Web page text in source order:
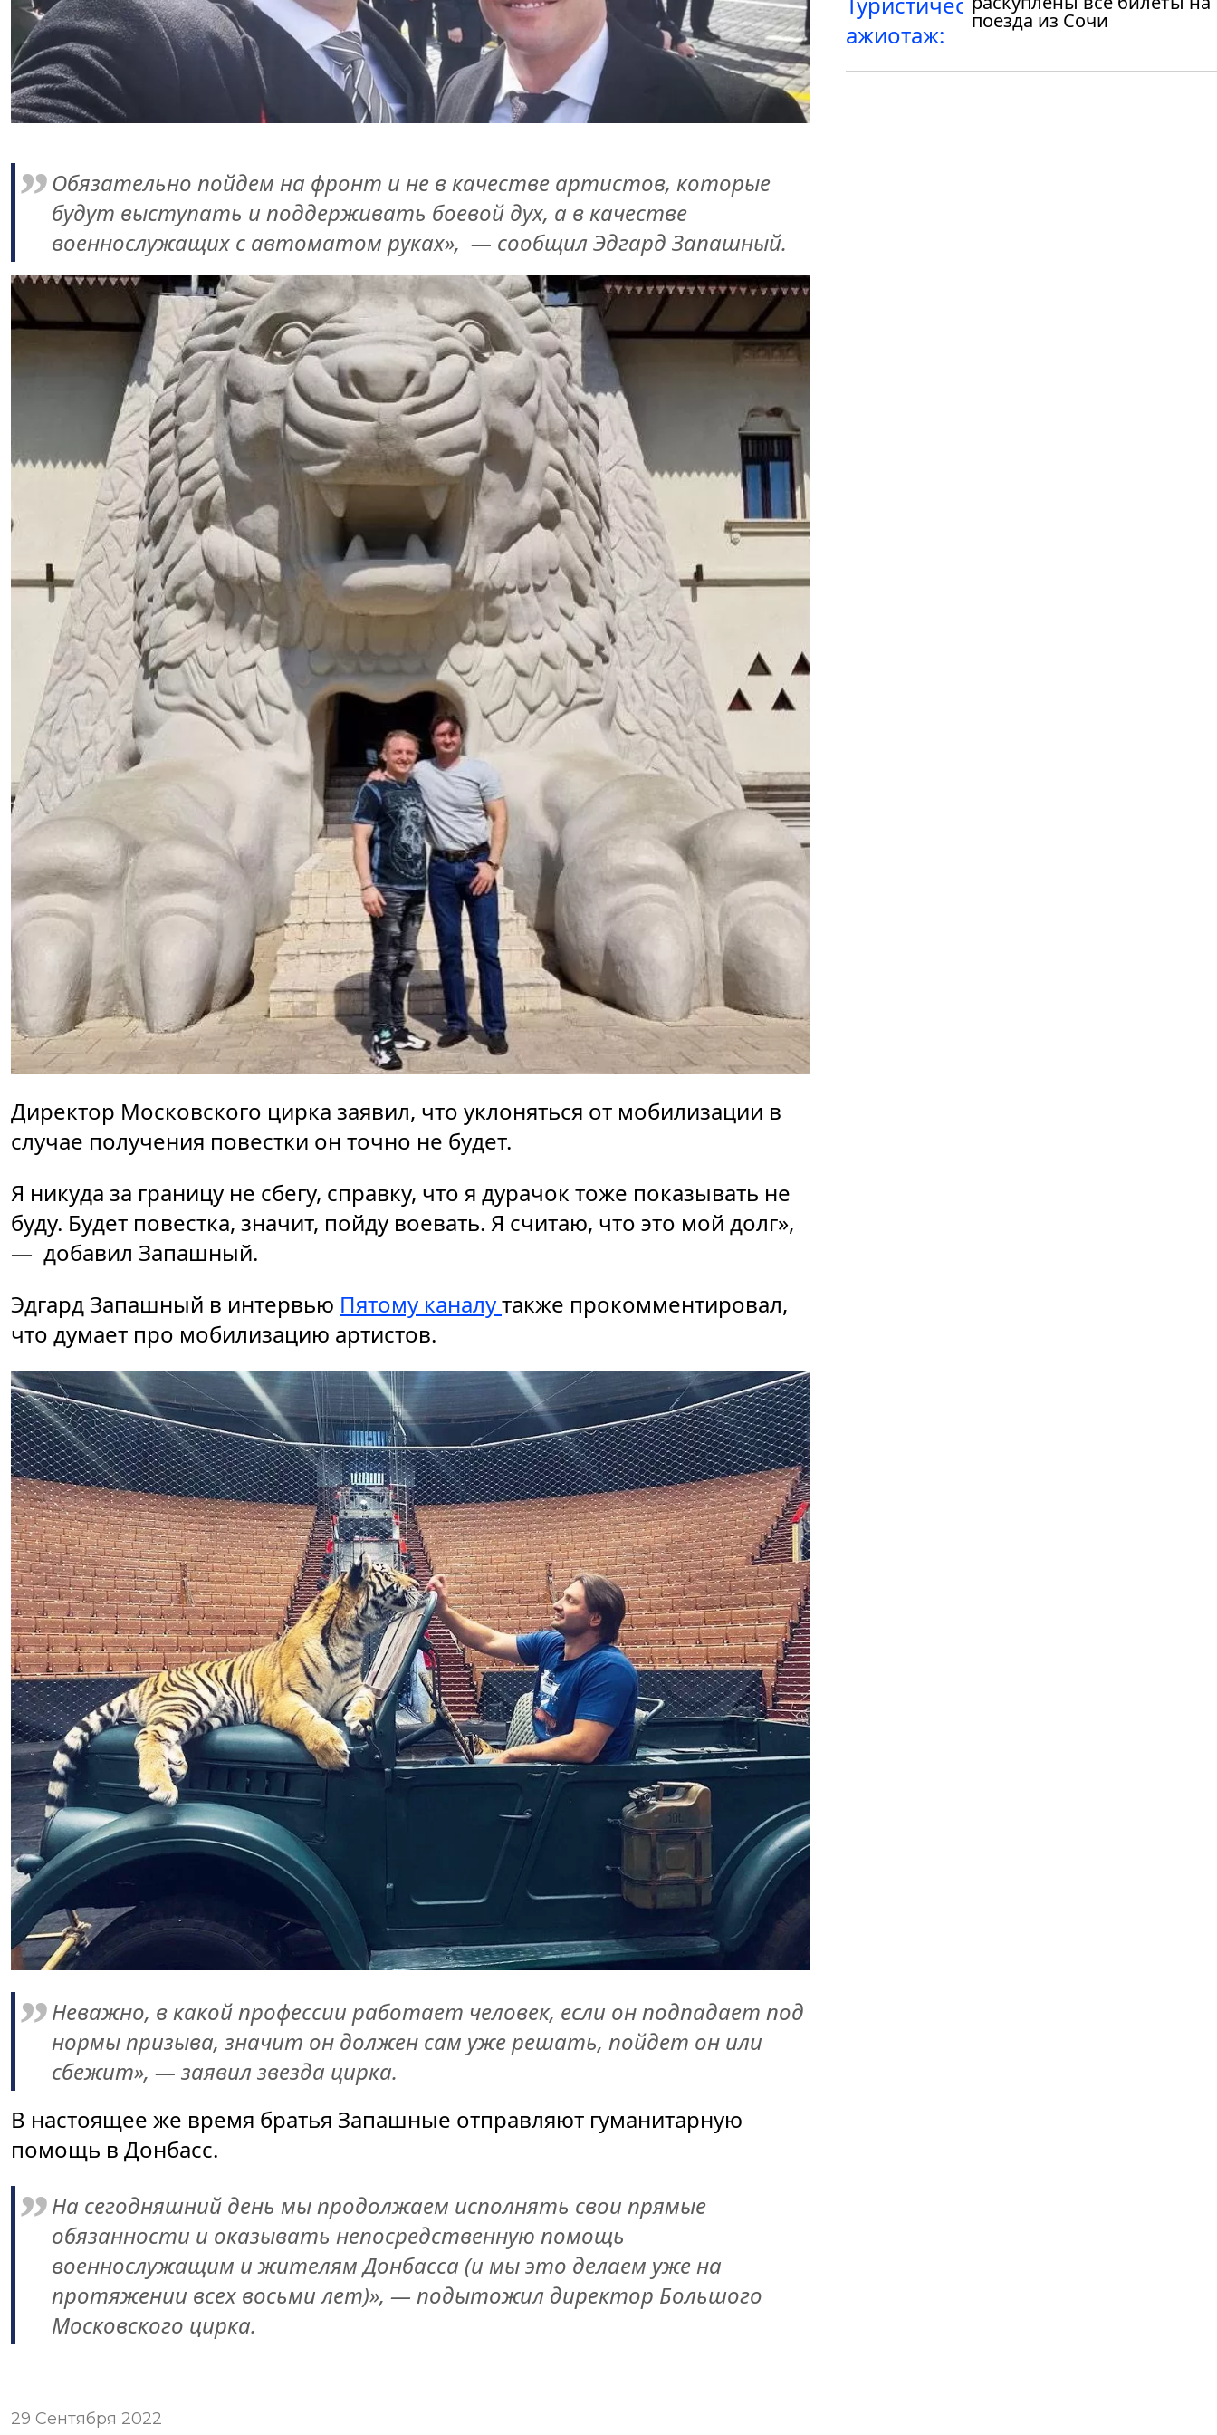
Обязательно пойдем на фронт и не в качестве артистов, которые
будут выступать и поддерживать боевой дух, а в качестве
военнослужащих с автоматом руках», — сообщил Эдгард Запашный.
Директор Московского цирка заявил, что уклоняться от мобилизации в
случае получения повестки он точно не будет.
Я никуда за границу не сбегу, справку, что я дурачок тоже показывать не
буду. Будет повестка, значит, пойду воевать. Я считаю, что это мой долг»,
— добавил Запашный.
Эдгард Запашный в интервью Пятому каналутакже прокомментировал,
что думает про мобилизацию артистов.
Неважно, в какой профессии работает человек, если он подпадает под
нормы призыва, значит он должен сам уже решать, пойдет он или
сбежит», — заявил звезда цирка.
В настоящее же время братья Запашные отправляют гуманитарную
помощь в Донбасс.
На сегодняшний день мы продолжаем исполнять свои прямые
обязанности и оказывать непосредственную помощь
военнослужащим и жителям Донбасса (и мы это делаем уже на
протяжении всех восьми лет)», — подытожил директор Большого
Московского цирка.
29 Сентября 2022
поезда из Сочи